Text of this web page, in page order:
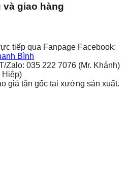
giao hàng
tiếp qua Fanpage Facebook:
Bình
Zalo: 035 222 7076 (Mr. Khánh)
Hiệp)
giá tận gốc tại xưởng sản xuất.